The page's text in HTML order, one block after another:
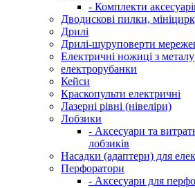
- Комплекти
Дводискові пилки,
Дрилі
Дрилі-шуруповерти
Електричні ножиці з металу
електрорубанки
Кейси
Краскопульти електричні
Лазерні рівні (нівеліри)
Лобзики
- Аксесуари та
лобзиків
Насадки (адаптери) для
Перфоратори
- Аксесуари для